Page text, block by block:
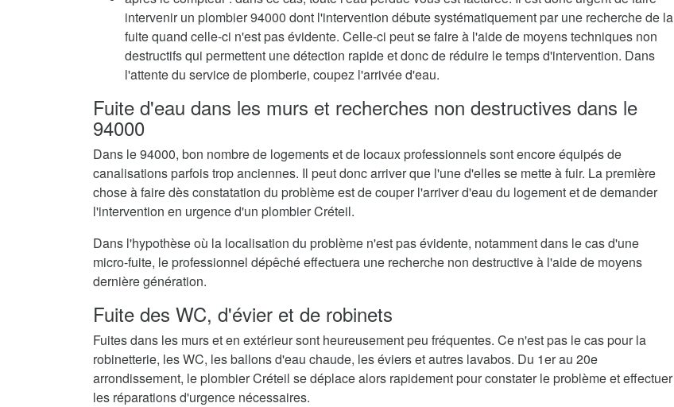
intervenir un plombier 94000 dont l'intervention débute systématiquement par une recherche de la
fuite quand celle-ci n'est pas évidente. Celle-ci peut se faire à l'aide de moyens techniques non
destructifs qui permettent une détection rapide et donc de réduire le temps d'intervention. Dans
l'attente du service de plomberie, coupez l'arrivée d'eau.
Fuite d'eau dans les murs et recherches non destructives dans le
94000
Dans le 94000, bon nombre de logements et de locaux professionnels sont encore équipés de
canalisations parfois trop anciennes. Il peut donc arriver que l'une d'elles se mette à fuir. La première
chose à faire dès constatation du problème est de couper l'arriver d'eau du logement et de demander
l'intervention en urgence d'un plombier Créteil.
Dans l'hypothèse où la localisation du problème n'est pas évidente, notamment dans le cas d'une
micro-fuite, le professionnel dépêché effectuera une recherche non destructive à l'aide de moyens
dernière génération.
Fuite des WC, d'évier et de robinets
Fuites dans les murs et en extérieur sont heureusement peu fréquentes. Ce n'est pas le cas pour la
robinetterie, les WC, les ballons d'eau chaude, les éviers et autres lavabos. Du 1er au 20e
arrondissement, le plombier Créteil se déplace alors rapidement pour constater le problème et effectuer
les réparations d'urgence nécessaires.